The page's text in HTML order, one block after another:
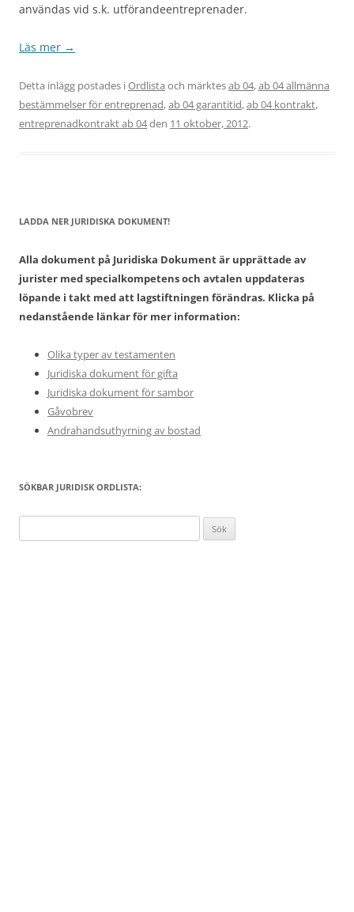
användas vid s.k. utförandeentreprenader.
Läs mer →
Detta inlägg postades iOrdlista och märktesab 04,ab 04 allmänna
bestämmelser för entreprenad,ab 04 garantitid,ab 04 kontrakt,
entreprenadkontrakt ab 04den 11 oktober, 2012.
LADDA NER JURIDISKA DOKUMENT!
Alla dokument på Juridiska Dokument är upprättade av
jurister med specialkompetens och avtalen uppdateras
löpande i takt med att lagstiftningen förändras. Klicka på
nedanstående länkar för mer information:
Olika typer av testamenten
Juridiska dokument för gifta
Juridiska dokument för sambor
Gåvobrev
Andrahandsuthyrning av bostad
SÖKBAR JURIDISK ORDLISTA:
efter: